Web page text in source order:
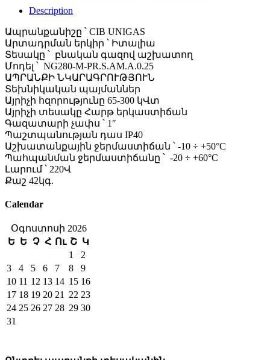
Description
Ապրանքանիշը ՝ CIB UNIGAS
Արտադրման երկիր ՝ Իտալիա
Տեսակը ՝ բնական գազով աշխատող
Մոդել ՝ NG280-M-PR.S.AM.A.0.25
ԱՊՐԱՆՔԻ ՆԿԱՐԱԳՐՈՒԹՅՈՒՆ
Տեխնիկական պայմաններ
Այրիչի հզորությունը 65-300 կՎտ
Այրիչի տեսակը Հարթ երկաստիճան
Գազատարի չափս ՝ 1″
Պաշտպանության դաս IP40
Աշխատանքային ջերմաստիճան ՝ -10 ÷ +50°C
Պահպանման ջերմաստիճանը ՝ -20 ÷ +60°C
Լարում ՝ 220Վ
Քաշ 42կգ.
Calendar
Օգոստոսի 2026
Ե Ե Չ Հ Ու Շ Կ
1
2
3
4 5 6 7 8
9
10 11 12 13 14 15 16
17 18 19 20 21 22 23
24 25 26 27 28 29 30
31